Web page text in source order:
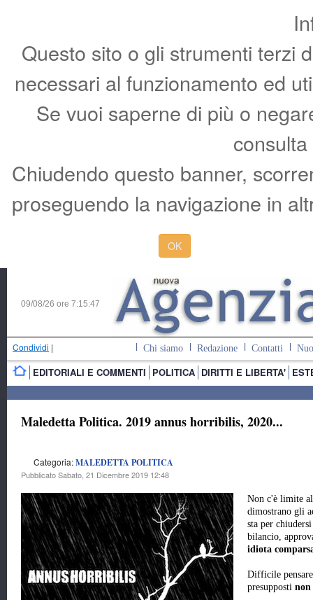
Questo sito o gli strumenti terzi
necessari al funzionamento ed
Se vuoi saperne di più o
Chiudendo questo banner,
proseguendo la navigazione in
OK
09/08/26 ore 7:15:48
Condividi | Chi siamo Redazione Contatti
EDITORIALI E COMMENTI POLITICA DIRITTI E LIBERTA'
Maledetta Politica. 2019 annus horribilis, 2020...
Categoria:MALEDETTA POLITICA
Pubblicato Sabato, 21 Dicembre 2019 12:48
Non c'è limite
dimostrano gli
sta per
bilancio,
idiota
Difficile
presupposti non